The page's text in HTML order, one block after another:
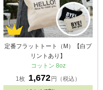
定番フラットトート（M）【白プ
リントあり】
コットン 8oz
1枚 1,672円（税込）